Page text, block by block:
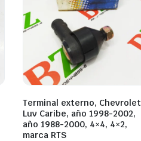
Terminal externo, Chevrolet
Luv Caribe, año 1998-2002,
año 1988-2000, 4×4, 4×2,
marca RTS